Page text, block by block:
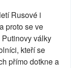
Rusové i
proto se ve
​​války
kteří se
přímo dotkne a